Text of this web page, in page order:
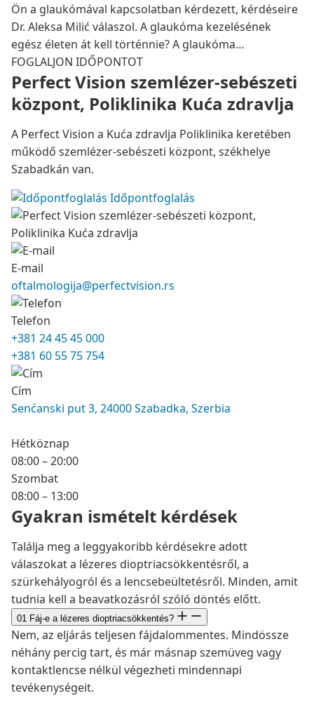
Ön a glaukómával kapcsolatban kérdezett, kérdéseire
Dr. Aleksa Milić válaszol. A glaukóma kezelésének
egész életen át kell történnie? A glaukóma…
FOGLALJON IDŐPONTOT
Perfect Vision szemlézer-sebészeti
központ, Poliklinika Kuća zdravlja
A Perfect Vision a Kuća zdravlja Poliklinika keretében
működő szemlézer-sebészeti központ, székhelye
Szabadkán van.
Időpontfoglalás
E-mail
oftalmologija@perfectvision.rs
Telefon
+381 24 45 45 000
+381 60 55 75 754
Cím
Senćanski put 3, 24000 Szabadka, Szerbia
Hétköznap
08:00 – 20:00
Szombat
08:00 – 13:00
Gyakran ismételt kérdések
Találja meg a leggyakoribb kérdésekre adott
válaszokat a lézeres dioptriacsökkentésről, a
szürkehályogról és a lencsebeültetésről. Minden, amit
tudnia kell a beavatkozásról szóló döntés előtt.
01 Fáj-e a lézeres dioptriacsökkentés?
Nem, az eljárás teljesen fájdalommentes. Mindössze
néhány percig tart, és már másnap szemüveg vagy
kontaktlencse nélkül végezheti mindennapi
tevékenységeit.